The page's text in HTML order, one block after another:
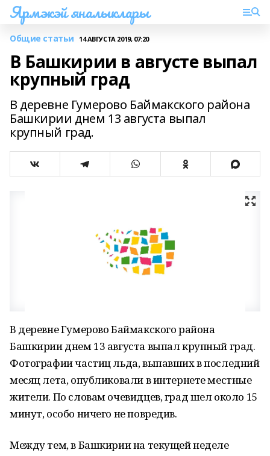
Ярмэкэй яналыклары
Общие статьи 14 АВГУСТА 2019, 07:20
В Башкирии в августе выпал
крупный град
В деревне Гумерово Баймакского района
Башкирии днем 13 августа выпал
крупный град.
В деревне Гумерово Баймакского района
Башкирии днем 13 августа выпал крупный град.
Фотографии частиц льда, выпавших в последний
месяц лета, опубликовали в интернете местные
жители. По словам очевидцев, град шел около 15
минут, особо ничего не повредив.
Между тем, в Башкирии на текущей неделе